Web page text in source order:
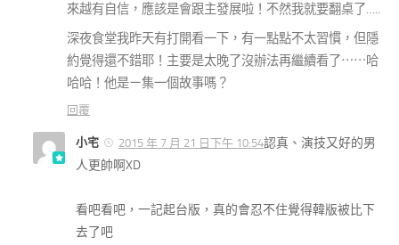
來越有自信，應該是會跟主發展啦！不然我就要翻桌了…..
深夜食堂我昨天有打開看一下，有一點點不太習慣，但隱
約覺得還不錯耶！主要是太晚了沒辦法再繼續看了⋯⋯哈
哈哈！他是ㄧ集一個故事嗎？
回覆
小宅 2015 年 7 月 21 日下午 10:54認真、演技又好的男
人更帥啊XD
看吧看吧，一記起台版，真的會忍不住覺得韓版被比下
去了吧